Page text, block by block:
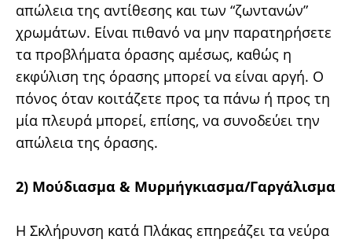
απώλεια της αντίθεσης και των “ζωντανών”
χρωμάτων. Είναι πιθανό να μην παρατηρήσετε
τα προβλήματα όρασης αμέσως, καθώς η
εκφύλιση της όρασης μπορεί να είναι αργή. Ο
πόνος όταν κοιτάζετε προς τα πάνω ή προς τη
μία πλευρά μπορεί, επίσης, να συνοδεύει την
απώλεια της όρασης.
2) Μούδιασμα & Μυρμήγκιασμα/Γαργάλισμα
Η Σκλήρυνση κατά Πλάκας επηρεάζει τα νεύρα